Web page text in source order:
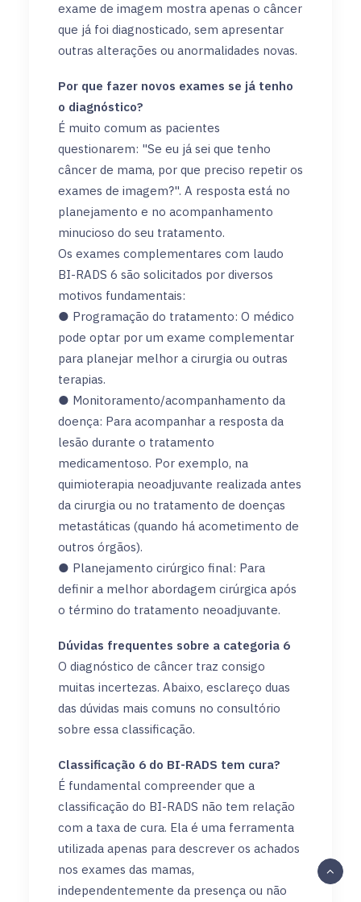
exame de imagem mostra apenas o câncer
que já foi diagnosticado, sem apresentar
outras alterações ou anormalidades novas.
Por que fazer novos exames se já tenho
o diagnóstico?
É muito comum as pacientes
questionarem: "Se eu já sei que tenho
câncer de mama, por que preciso repetir os
exames de imagem?". A resposta está no
planejamento e no acompanhamento
minucioso do seu tratamento.
Os exames complementares com laudo
BI-RADS 6 são solicitados por diversos
motivos fundamentais:
● Programação do tratamento: O médico
pode optar por um exame complementar
para planejar melhor a cirurgia ou outras
terapias.
● Monitoramento/acompanhamento da
doença: Para acompanhar a resposta da
lesão durante o tratamento
medicamentoso. Por exemplo, na
quimioterapia neoadjuvante realizada antes
da cirurgia ou no tratamento de doenças
metastáticas (quando há acometimento de
outros órgãos).
● Planejamento cirúrgico final: Para
definir a melhor abordagem cirúrgica após
o término do tratamento neoadjuvante.
Dúvidas frequentes sobre a categoria 6
O diagnóstico de câncer traz consigo
muitas incertezas. Abaixo, esclareço duas
das dúvidas mais comuns no consultório
sobre essa classificação.
Classificação 6 do BI-RADS tem cura?
É fundamental compreender que a
classificação do BI-RADS não tem relação
com a taxa de cura. Ela é uma ferramenta
utilizada apenas para descrever os achados
nos exames das mamas,
independentemente da presença ou não